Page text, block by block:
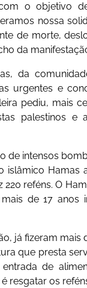
o objetivo
nossa
de morte,
da
da
urgentes e
pediu, mais
palestinos e
de intensos
Hamas
reféns. O
de 17 anos
já fizeram
que presta
de
resgatar os